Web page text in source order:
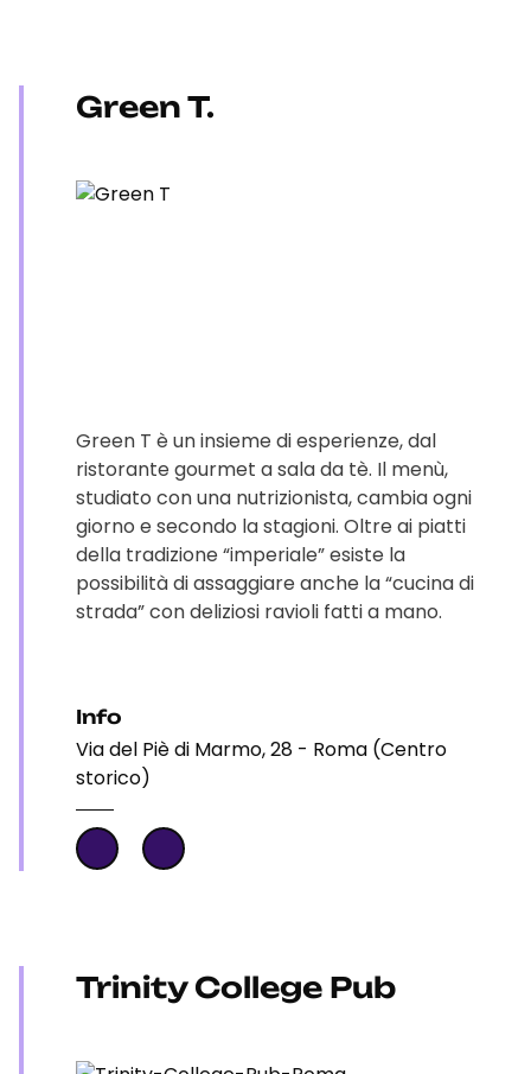
Green T.
Green T è un insieme di esperienze, dal
ristorante gourmet a sala da tè. Il menù,
studiato con una nutrizionista, cambia ogni
giorno e secondo la stagioni. Oltre ai piatti
della tradizione “imperiale” esiste la
possibilità di assaggiare anche la “cucina di
strada” con deliziosi ravioli fatti a mano.
Info
Via del Piè di Marmo, 28 - Roma (Centro
storico)
Trinity College Pub